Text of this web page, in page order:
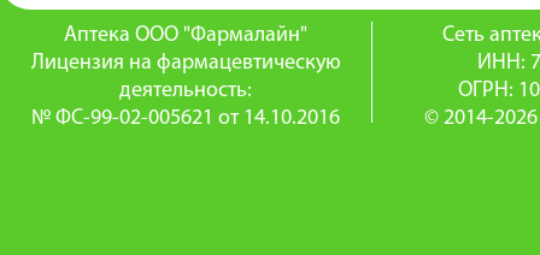
Аптека ООО "Фармалайн"
Лицензия на фармацевтическую
деятельность:
№ ФС-99-02-005621 от 14.10.2016
Сеть
ИНН:
ОГРН:
© 2014-